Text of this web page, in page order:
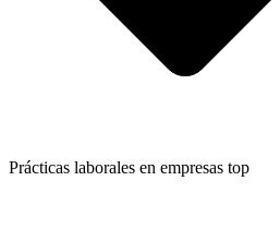
Prácticas laborales en empresas top